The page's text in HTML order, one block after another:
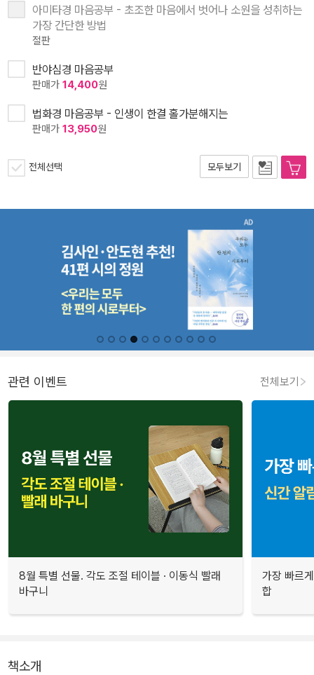
아미타경 마음공부 - 초조한 마음에서 벗어나 소원을 성취하는
가장 간단한 방법
절판
반야심경 마음공부
판매가 14,400원
법화경 마음공부 - 인생이 한결 홀가분해지는
판매가 13,950원
전체선택 모두보기
관련 이벤트 전체보기
8월 특별 선물. 각도 조절 테이블 · 이동식 빨래
바구니
가장 빠르
합
책소개